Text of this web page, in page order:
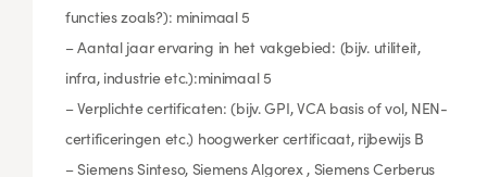
functies zoals?): minimaal 5
– Aantal jaar ervaring in het vakgebied: (bijv. utiliteit,
infra, industrie etc.):minimaal 5
– Verplichte certificaten: (bijv. GPI, VCA basis of vol, NEN-
certificeringen etc.) hoogwerker certificaat, rijbewijs B
– Siemens Sinteso, Siemens Algorex , Siemens Cerberus